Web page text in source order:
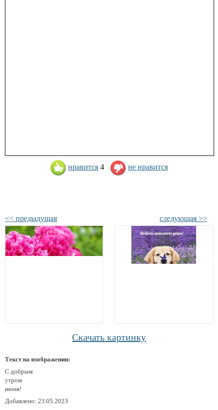
нравится 4 не нравится
<< предыдущая следующая >>
Скачать картинку
Текст на изображении:
С добрым
утром
июня!
Добавлено: 23.05.2023